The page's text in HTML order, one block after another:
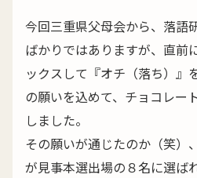
今回三重県父母会から、落語
ばかりではありますが、直前
ックスして『オチ（落ち）』
の願いを込めて、チョコレー
しました。
その願いが通じたのか（笑）
が見事本選出場の８名に選ば